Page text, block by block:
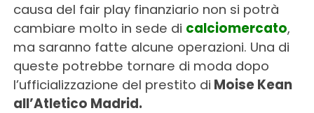
causa del fair play finanziario non si potrà
cambiare molto in sede di calciomercato,
ma saranno fatte alcune operazioni. Una di
queste potrebbe tornare di moda dopo
l’ufficializzazione del prestito di Moise Kean
all’Atletico Madrid.